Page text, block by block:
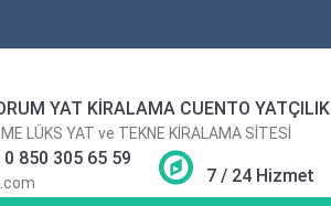
YAT KİRALAMA CUENTO YATÇILIK
LÜKS YAT ve TEKNE KİRALAMA SİTESİ
850 305 65 59
7 / 24 Hizmet